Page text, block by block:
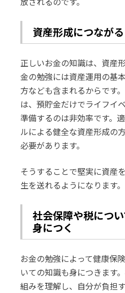
資産形成につながる
正しいお金の知識は、資産
金の勉強には資産運用の基
方なども含まれるからです
は、預貯金だけでライフイ
準備するのは非効率です。
ルによる健全な資産形成の
必要があります。
そうすることで堅実に資産
生を送れるようになります。
社会保障や税につ
身につく
お金の勉強によって健康保
いての知識も身につきます
組みを理解し、自分が負担